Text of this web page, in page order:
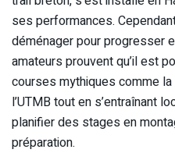
ses performances.
déménager pour progresser
amateurs prouvent qu’il est
courses mythiques comme
l’UTMB tout en s’entraînant
planifier des stages en
préparation.